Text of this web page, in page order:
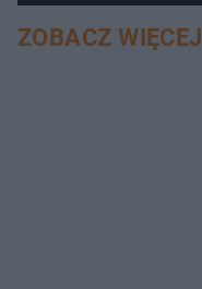
ZOBACZ WIĘCEJ